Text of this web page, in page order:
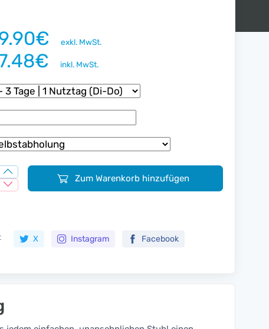
exkl. MwSt.
inkl. MwSt.
Zum Warenkorb hinzufügen
X Instagram Facebook